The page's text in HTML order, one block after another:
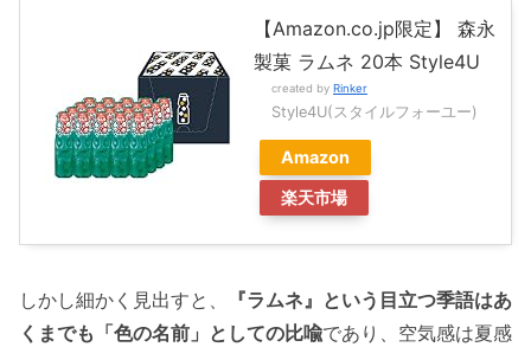
【Amazon.co.jp限定】 森永
製菓 ラムネ 20本 Style4U
created by Rinker
Style4U(スタイルフォーユー)
Amazon
楽天市場
しかし細かく見出すと、
『ラムネ』という目立つ季語はあ
くまでも「色の名前」としての比喩であり、空気感は夏感